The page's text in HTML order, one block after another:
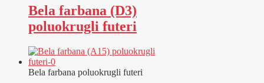
Bela farbana (D3)
poluokrugli futeri
Bela farbana poluokrugli futeri